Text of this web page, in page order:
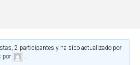
2 participantes y ha sido actualizado por
por .